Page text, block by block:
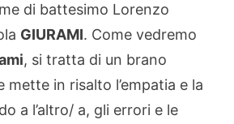
di battesimo Lorenzo
GIURAMI. Come vedremo
, si tratta di un brano
in risalto l’empatia e la
a l’altro/ a, gli errori e le